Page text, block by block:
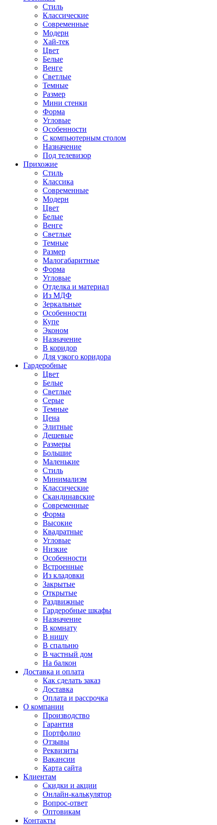
Стиль
Классические
Современные
Модерн
Хай-тек
Цвет
Белые
Венге
Светлые
Темные
Размер
Мини стенки
Форма
Угловые
Особенности
С компьютерным столом
Назначение
Под телевизор
Прихожие
Стиль
Классика
Современные
Модерн
Цвет
Белые
Венге
Светлые
Темные
Размер
Малогабаритные
Форма
Угловые
Отделка и материал
Из МДФ
Зеркальные
Особенности
Купе
Эконом
Назначение
В коридор
Для узкого коридора
Гардеробные
Цвет
Белые
Светлые
Серые
Темные
Цена
Элитные
Дешевые
Размеры
Большие
Маленькие
Стиль
Минимализм
Классические
Скандинавские
Современные
Форма
Высокие
Квадратные
Угловые
Низкие
Особенности
Встроенные
Из кладовки
Закрытые
Открытые
Раздвижные
Гардеробные шкафы
Назначение
В комнату
В нишу
В спальню
В частный дом
На балкон
Доставка и оплата
Как сделать заказ
Доставка
Оплата и рассрочка
О компании
Производство
Гарантия
Портфолио
Отзывы
Реквизиты
Вакансии
Карта сайта
Клиентам
Скидки и акции
Онлайн-калькулятор
Вопрос-ответ
Оптовикам
Контакты